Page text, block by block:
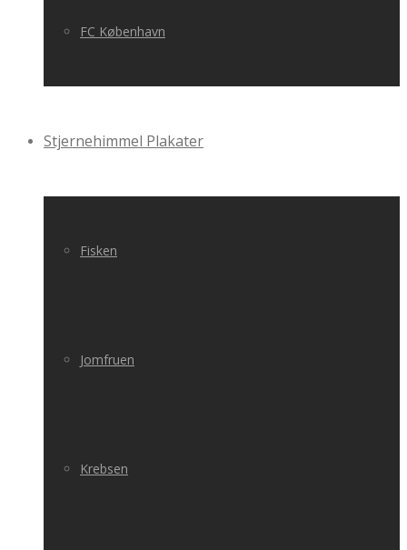
FC København
Stjernehimmel Plakater
Fisken
Jomfruen
Krebsen